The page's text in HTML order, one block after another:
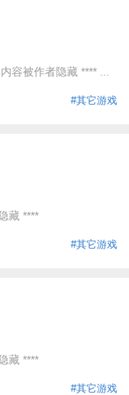
容被作者隐藏 **** ...
#其它游戏
藏 ****
#其它游戏
藏 ****
#其它游戏